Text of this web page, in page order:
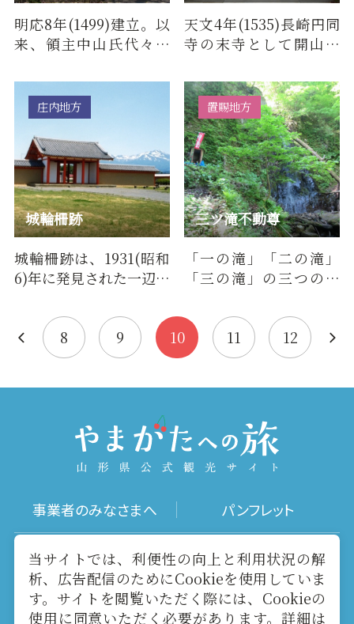
明応8年(1499)建立。以
来、領主中山氏代々の
り「雨乞い山王」とし
て尊崇…
天文4年(1535)長崎円同
寺の末寺として開山。
昌寺前で町指定有形文
化財の…
城輪柵跡
庄内地方
城輪柵跡は、1931(昭和
6)年に発見された一辺が
の広大な遺跡です。平安
時代…
三ツ滝不動尊
置賜地方
「一の滝」「二の滝」
「三の滝」の三つの滝
ら祀られている不動尊
で、地域…
8 9 10 11 12
事業者のみなさまへ パンフレット
写真ダウンロード 動画ギャラリー
お役立ちリンク 当サイトについて
当サイトでは、利便性の向上と利用状況の解
析、広告配信のためにCookieを使用していま
す。サイトを閲覧いただく際には、Cookieの
使用に同意いただく必要があります。詳細は